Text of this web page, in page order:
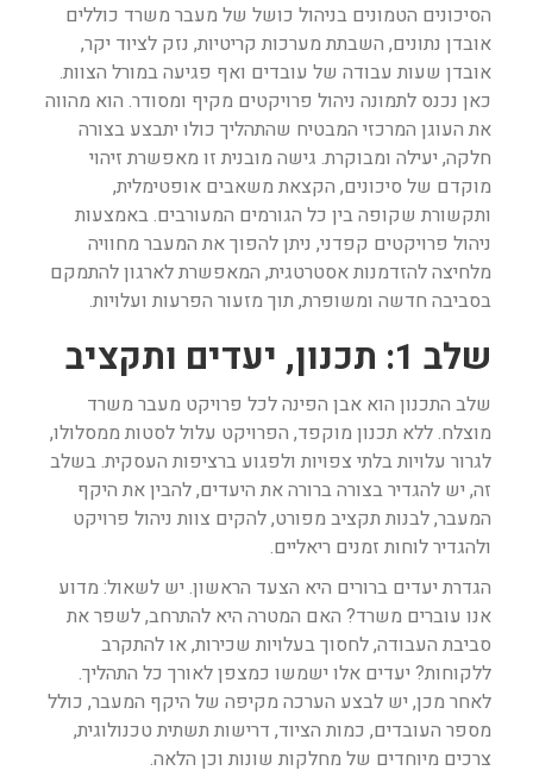
הסיכונים הטמונים בניהול כושל של מעבר משרד כוללים
אובדן נתונים, השבתת מערכות קריטיות, נזק לציוד יקר,
אובדן שעות עבודה של עובדים ואף פגיעה במורל הצוות.
כאן נכנס לתמונה ניהול פרויקטים מקיף ומסודר. הוא מהווה
את העוגן המרכזי המבטיח שהתהליך כולו יתבצע בצורה
חלקה, יעילה ומבוקרת. גישה מובנית זו מאפשרת זיהוי
מוקדם של סיכונים, הקצאת משאבים אופטימלית,
ותקשורת שקופה בין כל הגורמים המעורבים. באמצעות
ניהול פרויקטים קפדני, ניתן להפוך את המעבר מחוויה
מלחיצה להזדמנות אסטרטגית, המאפשרת לארגון להתמקם
בסביבה חדשה ומשופרת, תוך מזעור הפרעות ועלויות.
שלב 1: תכנון, יעדים ותקציב
שלב התכנון הוא אבן הפינה לכל פרויקט מעבר משרד
מוצלח. ללא תכנון מוקפד, הפרויקט עלול לסטות ממסלולו,
לגרור עלויות בלתי צפויות ולפגוע ברציפות העסקית. בשלב
זה, יש להגדיר בצורה ברורה את היעדים, להבין את היקף
המעבר, לבנות תקציב מפורט, להקים צוות ניהול פרויקט
ולהגדיר לוחות זמנים ריאליים.
הגדרת יעדים ברורים היא הצעד הראשון. יש לשאול: מדוע
אנו עוברים משרד? האם המטרה היא להתרחב, לשפר את
סביבת העבודה, לחסוך בעלויות שכירות, או להתקרב
ללקוחות? יעדים אלו ישמשו כמצפן לאורך כל התהליך.
לאחר מכן, יש לבצע הערכה מקיפה של היקף המעבר, כולל
מספר העובדים, כמות הציוד, דרישות תשתית טכנולוגית,
צרכים מיוחדים של מחלקות שונות וכן הלאה.